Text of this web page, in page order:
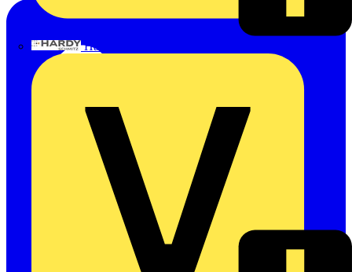
Hardy Schmitz